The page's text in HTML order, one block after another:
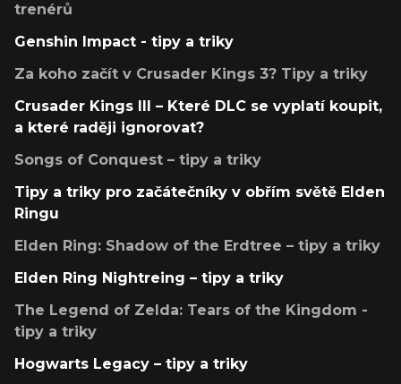
trenérů
Genshin Impact - tipy a triky
Za koho začít v Crusader Kings 3? Tipy a triky
Crusader Kings III – Které DLC se vyplatí koupit,
a které raději ignorovat?
Songs of Conquest – tipy a triky
Tipy a triky pro začátečníky v obřím světě Elden
Ringu
Elden Ring: Shadow of the Erdtree – tipy a triky
Elden Ring Nightreing – tipy a triky
The Legend of Zelda: Tears of the Kingdom -
tipy a triky
Hogwarts Legacy – tipy a triky